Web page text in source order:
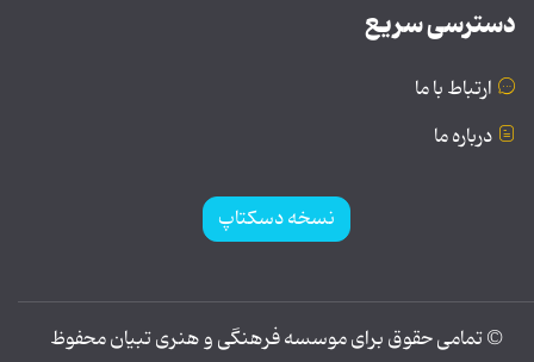
دسترسی سریع
ارتباط با ما
درباره ما
نسخه دسکتاپ
© تمامی حقوق برای موسسه فرهنگی و هنری تبیان محفوظ